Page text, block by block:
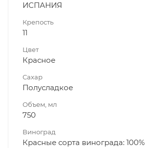
ИСПАНИЯ
Крепость
11
Цвет
Красное
Сахар
Полусладкое
Объем, мл
750
Виноград
Красные сорта винограда: 100%